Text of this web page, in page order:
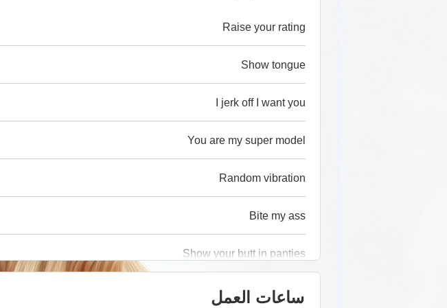
Raise your rating
Show tongue
I jerk off I want you
You are my super model
Random vibration
Bite my ass
Show your butt in panties
ساعات العمل